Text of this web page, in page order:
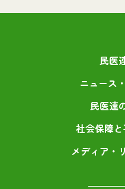
民医
ニュース
民医連
社会保障
メディア・